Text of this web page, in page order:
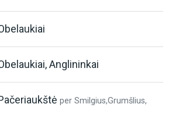
Anglininkai
per Smilgius,Grumšlius,